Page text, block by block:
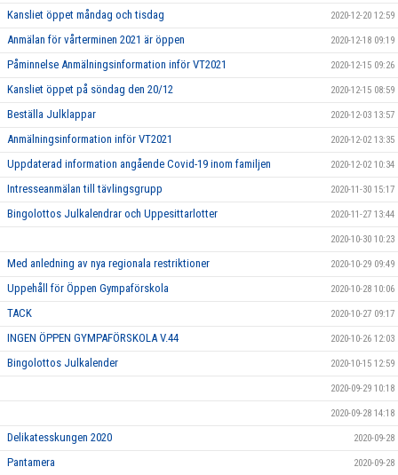
Kansliet öppet måndag och tisdag 2020-12-20 12:59
Anmälan för vårterminen 2021 är öppen 2020-12-18 09:19
Påminnelse Anmälningsinformation inför VT2021 2020-12-15 09:26
Kansliet öppet på söndag den 20/12 2020-12-15 08:59
Beställa Julklappar 2020-12-03 13:57
Anmälningsinformation inför VT2021 2020-12-02 13:35
Uppdaterad information angående Covid-19 inom familjen 2020-12-02 10:34
Intresseanmälan till tävlingsgrupp 2020-11-30 15:17
Bingolottos Julkalendrar och Uppesittarlotter 2020-11-27 13:44
2020-10-30 10:23
Med anledning av nya regionala restriktioner 2020-10-29 09:49
Uppehåll för Öppen Gympaförskola 2020-10-28 10:06
TACK 2020-10-27 09:17
INGEN ÖPPEN GYMPAFÖRSKOLA V.44 2020-10-26 12:03
Bingolottos Julkalender 2020-10-15 12:59
2020-09-29 10:18
2020-09-28 14:18
Delikatesskungen 2020 2020-09-28
Pantamera 2020-09-28